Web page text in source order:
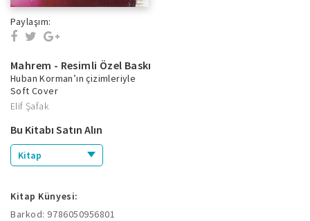
Paylaşım:
Mahrem - Resimli Özel Baskı
Huban Korman’ın çizimleriyle
Soft Cover
Elif Şafak
Bu Kitabı Satın Alın
Kitap
Kitap Künyesi:
Barkod: 9786050956801